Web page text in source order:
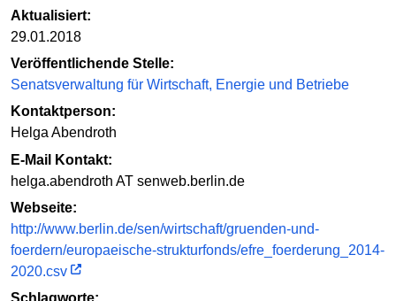
Aktualisiert:
29.01.2018
Veröffentlichende Stelle:
Senatsverwaltung für Wirtschaft, Energie und Betriebe
Kontaktperson:
Helga Abendroth
E-Mail Kontakt:
helga.abendroth AT senweb.berlin.de
Webseite:
http://www.berlin.de/sen/wirtschaft/gruenden-und-
foerdern/europaeische-strukturfonds/efre_foerderung_2014-
2020.csv